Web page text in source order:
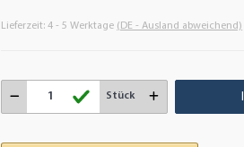
Lieferzeit:4 - 5 Werktage (DE - Ausland abweichend)
Stück